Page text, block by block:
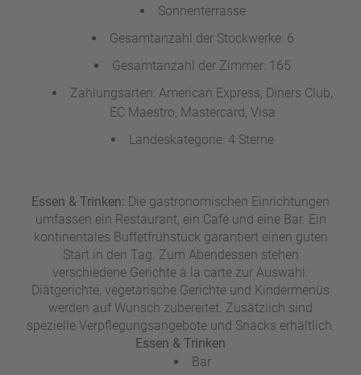
Sonnenterrasse
Gesamtanzahl der Stockwerke: 6
Gesamtanzahl der Zimmer: 165
Zahlungsarten: American Express, Diners Club,
EC Maestro, Mastercard, Visa
Landeskategorie: 4 Sterne
Essen & Trinken: Die gastronomischen Einrichtungen
umfassen ein Restaurant, ein Café und eine Bar. Ein
kontinentales Buffetfrühstück garantiert einen guten
Start in den Tag. Zum Abendessen stehen
verschiedene Gerichte à la carte zur Auswahl.
Diätgerichte, vegetarische Gerichte und Kindermenüs
werden auf Wunsch zubereitet. Zusätzlich sind
spezielle Verpflegungsangebote und Snacks erhältlich.
Essen & Trinken
Bar